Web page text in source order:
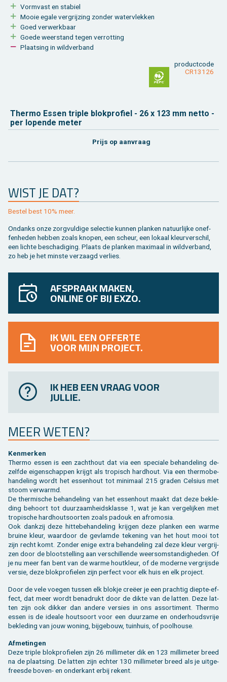
Vorm­vast en sta­biel
Mooie egale ver­grij­zing zon­der wa­ter­vlek­ken
Goed ver­werk­baar
Goede weer­stand tegen ver­rot­ting
Plaat­sing in wild­ver­band
product­code
CR13126
Ther­mo Essen tri­ple blok­pro­fiel - 26 x 123 mm netto -
per lo­pen­de meter
Prijs op aan­vraag
WIST JE DAT?
Be­stel best 10% meer.
On­danks onze zorg­vul­di­ge se­lec­tie kun­nen plan­ken na­tuur­lij­ke on­ef­
fen­he­den heb­ben zoals kno­pen, een scheur, een lo­kaal kleur­ver­schil,
een lich­te be­scha­di­ging. Plaats de plan­ken maxi­maal in wild­ver­band,
zo heb je het min­ste ver­zaagd ver­lies.
AFSPRAAK MAKEN,
ONLINE OF BIJ EXZO.
IK WIL EEN OFFERTE
VOOR MIJN PROJECT.
IK HEB EEN VRAAG VOOR
JULLIE.
MEER WETEN?
Ken­mer­ken
Ther­mo essen is een zacht­hout dat via een spe­ci­a­le be­han­de­ling de­
zelf­de ei­gen­schap­pen krijgt als tro­pisch hard­hout. Via een ther­mo­be­
han­de­ling wordt het es­sen­hout tot mi­ni­maal 215 gra­den Cel­si­us met
stoom ver­warmd.
De ther­mi­sche be­han­de­ling van het es­sen­hout maakt dat deze be­kle­
ding be­hoort tot duur­zaam­heids­klas­se 1, wat je kan ver­ge­lij­ken met
tro­pi­sche hard­hout­soor­ten zoals pa­douk en af­ro­mo­sia.
Ook dank­zij deze hit­te­be­han­de­ling krij­gen deze plan­ken een warme
brui­ne kleur, waar­door de ge­vlam­de te­ke­ning van het hout mooi tot
zijn recht komt. Zon­der enige extra be­han­de­ling zal deze kleur ver­grij­
zen door de bloot­stel­ling aan ver­schil­len­de weers­om­stan­dig­he­den. Of
je nu meer fan bent van de warme hout­kleur, of de mo­der­ne ver­grijs­de
ver­sie, deze blok­pro­fie­len zijn per­fect voor elk huis en elk pro­ject.
Door de vele voe­gen tus­sen elk blok­je creëer je een prach­tig diep­te-ef­
fect, dat meer wordt be­na­drukt door de dikte van de lat­ten. Deze lat­
ten zijn ook dik­ker dan an­de­re ver­sies in ons as­sor­ti­ment. Ther­mo
essen is de ide­a­le hout­soort voor een duur­za­me en on­der­houds­vrije
be­kle­ding van jouw wo­ning, bij­ge­bouw, tuin­huis, of pool­hou­se.
Af­me­tin­gen
Deze tri­ple blok­pro­fie­len zijn 26 mil­li­me­ter dik en 123 mil­li­me­ter breed
na de plaat­sing. De lat­ten zijn ech­ter 130 mil­li­me­ter breed als je uit­ge­
frees­de boven- en on­der­kant erbij re­kent.